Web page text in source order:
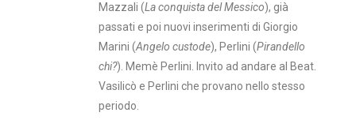
Mazzali (La conquista del Messico), già
passati e poi nuovi inserimenti di Giorgio
Marini (Angelo custode), Perlini (Pirandello
chi?). Memè Perlini. Invito ad andare al Beat.
Vasilicò e Perlini che provano nello stesso
periodo.